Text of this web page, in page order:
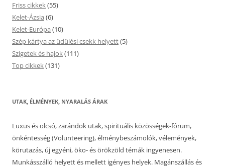
Friss cikkek(55)
Kelet-Ázsia (6)
Kelet-Európa (10)
Szép kártya az üdülési csekk helyett(5)
Szigetek és hajok(111)
Top cikkek(131)
UTAK, ÉLMÉNYEK, NYARALÁS ÁRAK
Luxus és olcsó, zarándok utak, spirituális közösségek-fórum,
önkéntesség (Volunteering), élménybeszámolók, vélemények,
körutazás, új egyéni, öko- és örökzöld témák ingyenesen.
Munkásszálló helyett és mellett igényes helyek. Magánszállás és